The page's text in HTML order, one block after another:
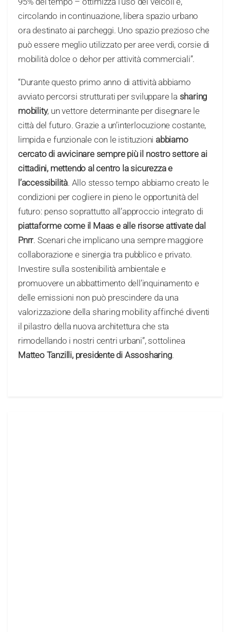
circolando in continuazione, libera spazio urbano
ora destinato ai parcheggi. Uno spazio prezioso che
può essere meglio utilizzato per aree verdi, corsie di
mobilità dolce o dehor per attività commerciali”.
“Durante questo primo anno di attività abbiamo
avviato percorsi strutturati per sviluppare la sharing
mobility, un vettore determinante per disegnare le
città del futuro. Grazie a un’interlocuzione costante,
limpida e funzionale con le istituzioniabbiamo
cercato di avvicinare sempre più il nostro settore ai
cittadini, mettendo al centro la sicurezza e
l’accessibilità. Allo stesso tempo abbiamo creato le
condizioni per cogliere in pieno le opportunità del
futuro: penso soprattutto all’approccio integrato di
piattaforme come il Maas e alle risorse attivate dal
Pnrr. Scenari che implicano una sempre maggiore
collaborazione e sinergia tra pubblico e privato.
Investire sulla sostenibilità ambientale e
promuovere un abbattimento dell’inquinamento e
delle emissioni non può prescindere da una
valorizzazione della sharing mobility affinché diventi
il pilastro della nuova architettura che sta
rimodellando i nostri centri urbani”, sottolinea
Matteo Tanzilli, presidente di Assosharing.